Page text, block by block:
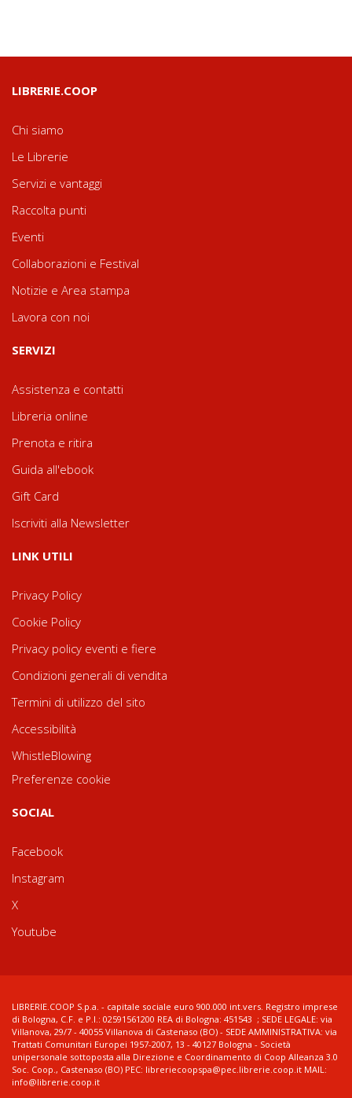
LIBRERIE.COOP
Chi siamo
Le Librerie
Servizi e vantaggi
Raccolta punti
Eventi
Collaborazioni e Festival
Notizie e Area stampa
Lavora con noi
SERVIZI
Assistenza e contatti
Libreria online
Prenota e ritira
Guida all'ebook
Gift Card
Iscriviti alla Newsletter
LINK UTILI
Privacy Policy
Cookie Policy
Privacy policy eventi e fiere
Condizioni generali di vendita
Termini di utilizzo del sito
Accessibilità
WhistleBlowing
Preferenze cookie
SOCIAL
Facebook
Instagram
X
Youtube
LIBRERIE.COOP S.p.a. - capitale sociale euro 900.000 int.vers. Registro imprese
di Bologna, C.F. e P.I.: 02591561200 REA di Bologna: 451543 ; SEDE LEGALE: via
Villanova, 29/7 - 40055 Villanova di Castenaso (BO) - SEDE AMMINISTRATIVA: via
Trattati Comunitari Europei 1957-2007, 13 - 40127 Bologna - Società
unipersonale sottoposta alla Direzione e Coordinamento di Coop Alleanza 3.0
Soc. Coop., Castenaso (BO) PEC: libreriecoopspa@pec.librerie.coop.it MAIL:
info@librerie.coop.it